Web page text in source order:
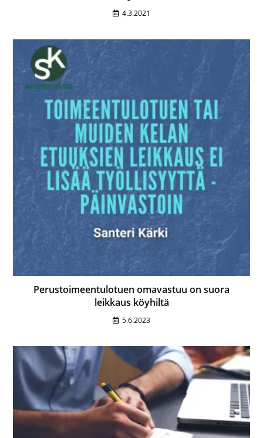
4.3.2021
Perustoimeentulotuen omavastuu on suora
leikkaus köyhiltä
5.6.2023